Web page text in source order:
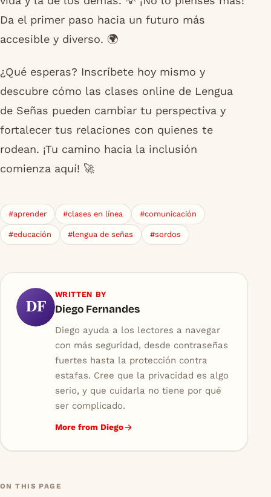
Da el primer paso hacia un futuro más
accesible y diverso. 🌍
¿Qué esperas? Inscríbete hoy mismo y
descubre cómo las clases online de Lengua
de Señas pueden cambiar tu perspectiva y
fortalecer tus relaciones con quienes te
rodean. ¡Tu camino hacia la inclusión
comienza aquí! 🚀
#aprender #clases en línea #comunicación
#educación #lengua de señas #sordos
DF
WRITTEN BY
Diego Fernandes
Diego ayuda a los lectores a navegar
con más seguridad, desde contraseñas
fuertes hasta la protección contra
estafas. Cree que la privacidad es algo
serio, y que cuidarla no tiene por qué
ser complicado.
More from Diego
ON THIS PAGE